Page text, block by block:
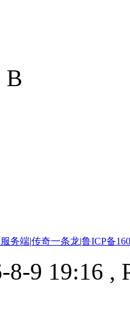
务端|传奇一条龙|鲁ICP备
8-9 19:16 ,